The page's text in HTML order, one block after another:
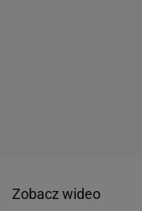
Zobacz wideo